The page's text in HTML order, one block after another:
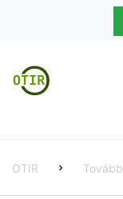
OTIR